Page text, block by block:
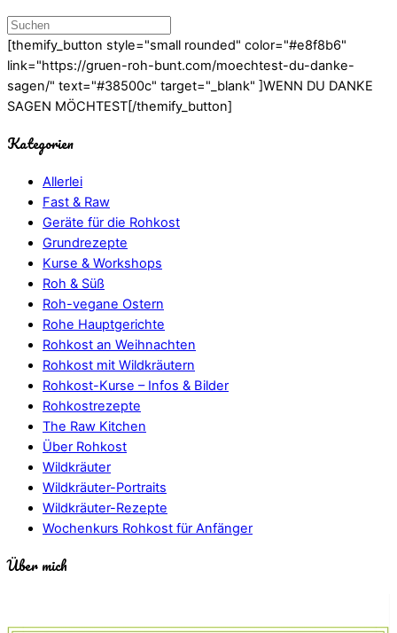
[themify_button style="small rounded" color="#e8f8b6"
link="https://gruen-roh-bunt.com/moechtest-du-danke-
sagen/" text="#38500c" target="_blank" ]WENN DU DANKE
SAGEN MÖCHTEST[/themify_button]
Kategorien
Allerlei
Fast & Raw
Geräte für die Rohkost
Grundrezepte
Kurse & Workshops
Roh & Süß
Roh-vegane Ostern
Rohe Hauptgerichte
Rohkost an Weihnachten
Rohkost mit Wildkräutern
Rohkost-Kurse – Infos & Bilder
Rohkostrezepte
The Raw Kitchen
Über Rohkost
Wildkräuter
Wildkräuter-Portraits
Wildkräuter-Rezepte
Wochenkurs Rohkost für Anfänger
Über mich